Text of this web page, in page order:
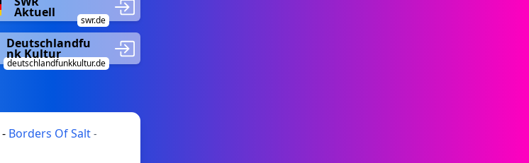
Aktuell
swr.de
Deutschlandfu
nk Kultur
deutschlandfunkkultur.de
- Borders Of Salt -